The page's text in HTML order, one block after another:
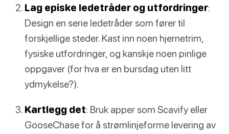
Lag episke ledetråder og utfordringer:
Design en serie ledetråder som fører til
forskjellige steder. Kast inn noen hjernetrim,
fysiske utfordringer, og kanskje noen pinlige
oppgaver (for hva er en bursdag uten litt
ydmykelse?).
Kartlegg det: Bruk apper som Scavify eller
GooseChase for å strømlinjeforme levering av